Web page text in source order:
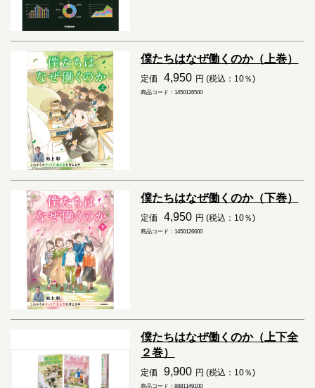
僕たちはなぜ働くのか（上巻）
定価 4,950 円 (税込：10％)
商品コード：1450126500
僕たちはなぜ働くのか（下巻）
定価 4,950 円 (税込：10％)
商品コード：1450126600
僕たちはなぜ働くのか（上下全
２巻）
定価 9,900 円 (税込：10％)
商品コード：8881149100